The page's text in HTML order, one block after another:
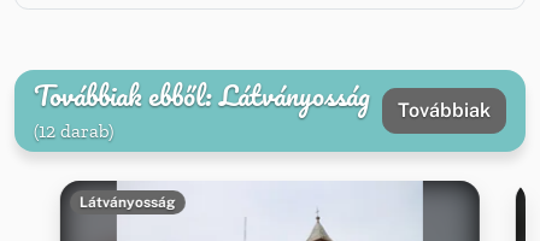
Továbbiak ebből: Látványosság
(12 darab)
Továbbiak
Látványosság